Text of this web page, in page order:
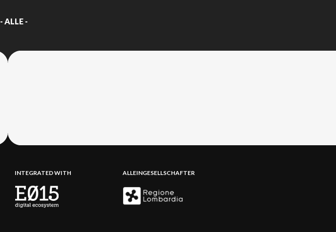
- ALLE -
INTEGRATED WITH ALLEINGESELLSCHAFTER